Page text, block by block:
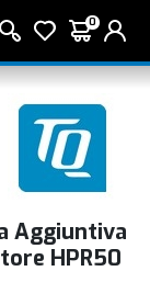
0
Aggiuntiva
HPR50